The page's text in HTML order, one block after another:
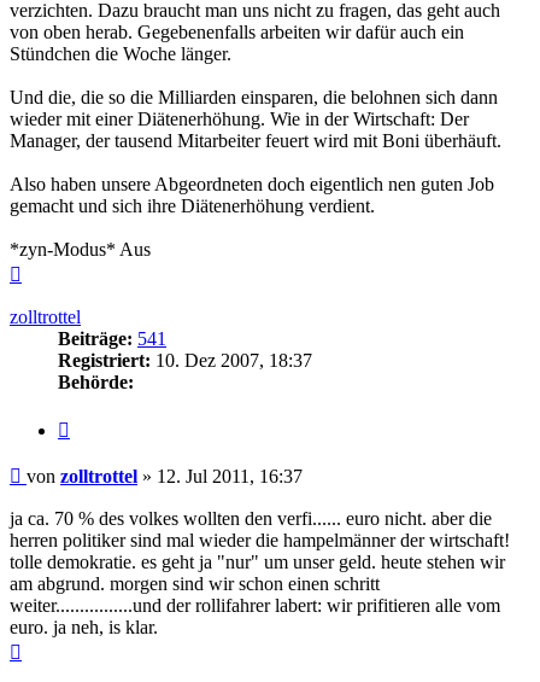
verzichten. Dazu braucht man uns nicht zu fragen, das geht auch
von oben herab. Gegebenenfalls arbeiten wir dafür auch ein
Stündchen die Woche länger.
Und die, die so die Milliarden einsparen, die belohnen sich dann
wieder mit einer Diätenerhöhung. Wie in der Wirtschaft: Der
Manager, der tausend Mitarbeiter feuert wird mit Boni überhäuft.
Also haben unsere Abgeordneten doch eigentlich nen guten Job
gemacht und sich ihre Diätenerhöhung verdient.
*zyn-Modus* Aus
zolltrottel
Beiträge: 541
Registriert: 10. Dez 2007, 18:37
Behörde:
Beitrag
von zolltrottel » 12. Jul 2011, 16:37
ja ca. 70 % des volkes wollten den verfi...... euro nicht. aber die
herren politiker sind mal wieder die hampelmänner der wirtschaft!
tolle demokratie. es geht ja "nur" um unser geld. heute stehen wir
am abgrund. morgen sind wir schon einen schritt
weiter................und der rollifahrer labert: wir prifitieren alle vom
euro. ja neh, is klar.